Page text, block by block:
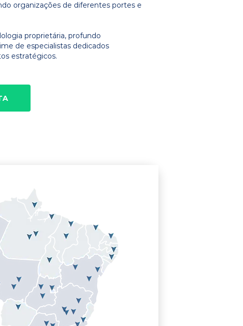
organizações de diferentes portes e
proprietária, profundo
de especialistas dedicados
estratégicos.